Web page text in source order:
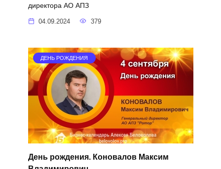
директора АО АПЗ
04.09.2024 379
ДЕНЬ РОЖДЕНИЯ
День рождения. Коновалов Максим